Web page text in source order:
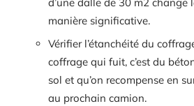
manière significative.
Vérifier l’étanchéité du
coffrage qui fuit, c’est du
sol et qu’on recompense en
au prochain camion.